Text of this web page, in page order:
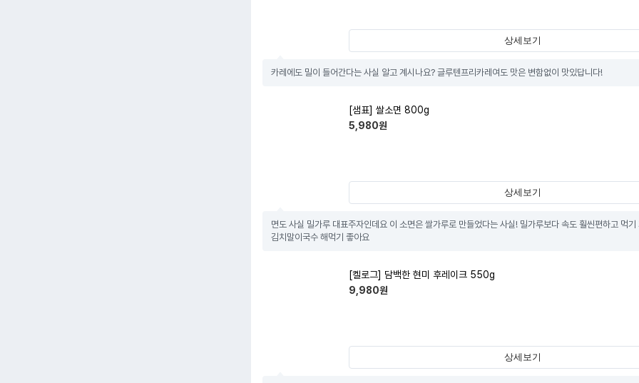
상세보기
카레에도 밀이 들어간다는 사실 알고 계시나요? 글루텐프리카레여도 맛은 변함없이 맛있답니다!
[샘표] 쌀소면 800g
5,980원
상세보기
면도 사실 밀가루 대표주자인데요 이 소면은 쌀가루로 만들었다는 사실! 밀가루보다 속도 훨씬편하고 먹기
김치말이국수 해먹기 좋아요
[켈로그] 담백한 현미 후레이크 550g
9,980원
상세보기